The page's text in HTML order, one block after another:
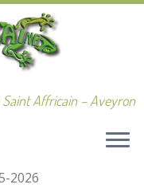
Affricain – Aveyron
2026